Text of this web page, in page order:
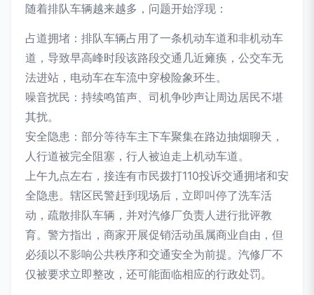
随着排队车辆越来越多，问题开始浮现：
占道拥堵：排队车辆占用了一条机动车道和非机动车
道，导致早高峰时段该路段交通几近瘫痪，公交车无
法进站，电动车在车流中穿梭险象环生。
噪音扰民：持续鸣笛声、司机争吵声让周边居民不堪
其扰。
安全隐患：部分等待车主下车聚集在路边抽烟聊天，
人行道被完全阻塞，行人被迫走上机动车道。
上午九点左右，接连有市民拨打110投诉交通拥堵和安
全隐患。辖区民警赶到现场后，立即叫停了洗车活
动，疏散排队车辆，并对汽修厂负责人进行批评教
育。警方指出，商家开展促销活动虽属商业自由，但
必须以不影响公共秩序和交通安全为前提。汽修厂不
仅被要求立即整改，还可能面临相应的行政处罚。